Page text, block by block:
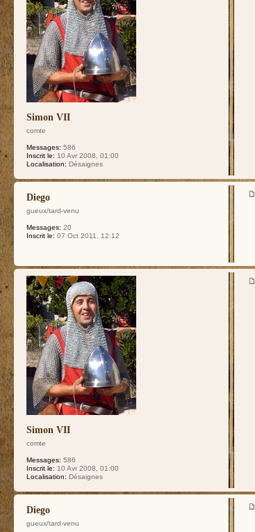
Simon VII
comte
Messages: 586
Inscrit le: 10 Avr 2008, 01:00
Localisation: Désaignes
Diego
gueux/tard-venu
Messages: 20
Inscrit le: 07 Oct 2011, 12:12
Simon VII
comte
Messages: 586
Inscrit le: 10 Avr 2008, 01:00
Localisation: Désaignes
Diego
gueux/tard-venu